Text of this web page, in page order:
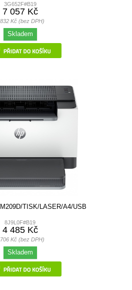
3G652F#B19
7 057 Kč
Kč (bez DPH)
Skladem
TISK/LASER/A4/USB
8J9L0F#B19
4 485 Kč
Kč (bez DPH)
Skladem